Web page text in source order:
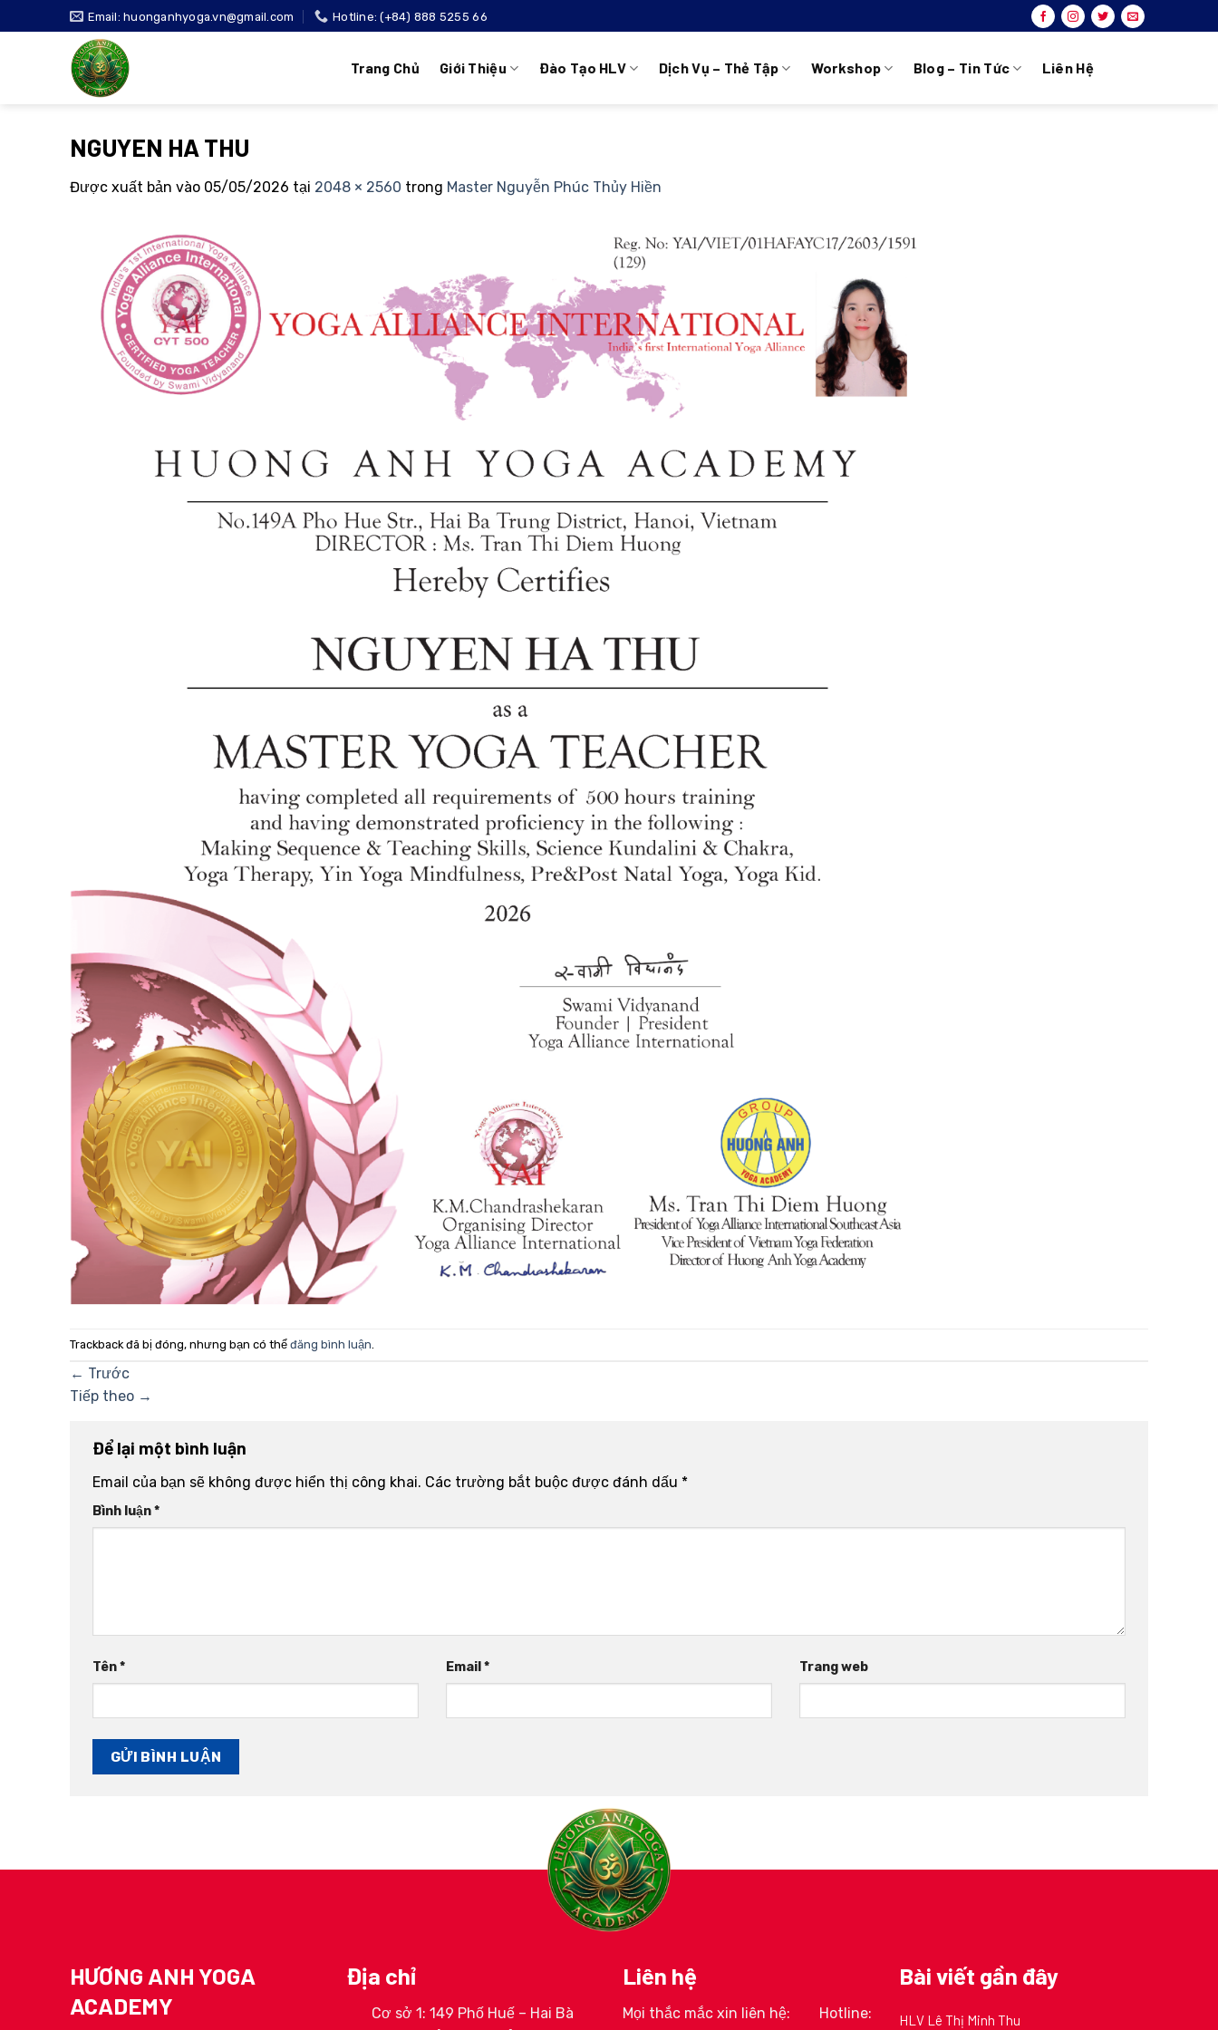
qua
Email: huonganhyoga.vn@gmail.com Hotline: (+84) 888 5255 66
Trang Chủ Giới Thiệu Đào Tạo HLV Dịch Vụ – Thẻ Tập Workshop Blog – Tin Tức Liên Hệ
NGUYEN HA THU
Được xuất bản vào 05/05/2026 tại 2048 × 2560 trong Master Nguyễn Phúc Thủy Hiền
Trackback đã bị đóng, nhưng bạn có thể đăng bình luận
← Trước
Tiếp theo →
Để lại một bình luận
Email của bạn sẽ không được hiển thị công khai. Các trường bắt buộc được đánh dấu *
Bình luận*
Tên* Email * Trang web
HƯƠNG ANH YOGA
ACADEMY
Địa chỉ
Cơ sở 1: 149 Phố Huế – Hai Bà
Liên hệ
Mọi thắc mắc xin liên hệ:
Hotline:
Bài viết gần đây
HLV Lê Thị Minh Thu
HLV Hoàng Ngọc Linh HLV Trịnh Huyền My HLV Lê Thị Trang